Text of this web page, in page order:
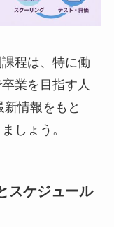
程は、特に働
業を目指す人
情報をもと
しょう。
スケジュール